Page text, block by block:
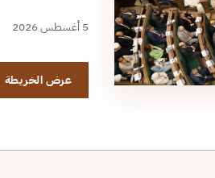
5 أغسطس 2026
عرض الخريطة